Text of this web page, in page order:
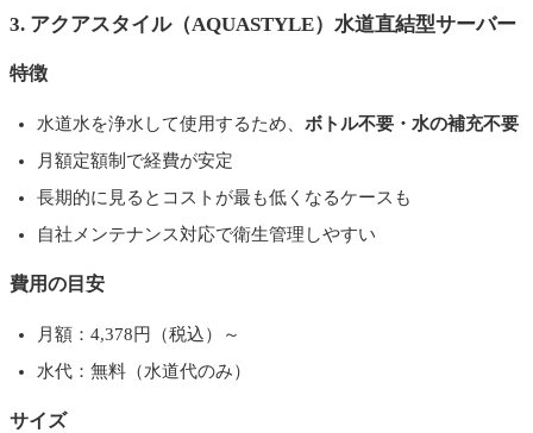
3. アクアスタイル（AQUASTYLE）水道直結型サーバー
特徴
水道水を浄水して使用するため、 ボトル不要・水の補充不要
月額定額制で経費が安定
長期的に見るとコストが最も低くなるケースも
自社メンテナンス対応で衛生管理しやすい
費用の目安
月額：4,378円（税込）～
水代：無料（水道代のみ）
サイズ